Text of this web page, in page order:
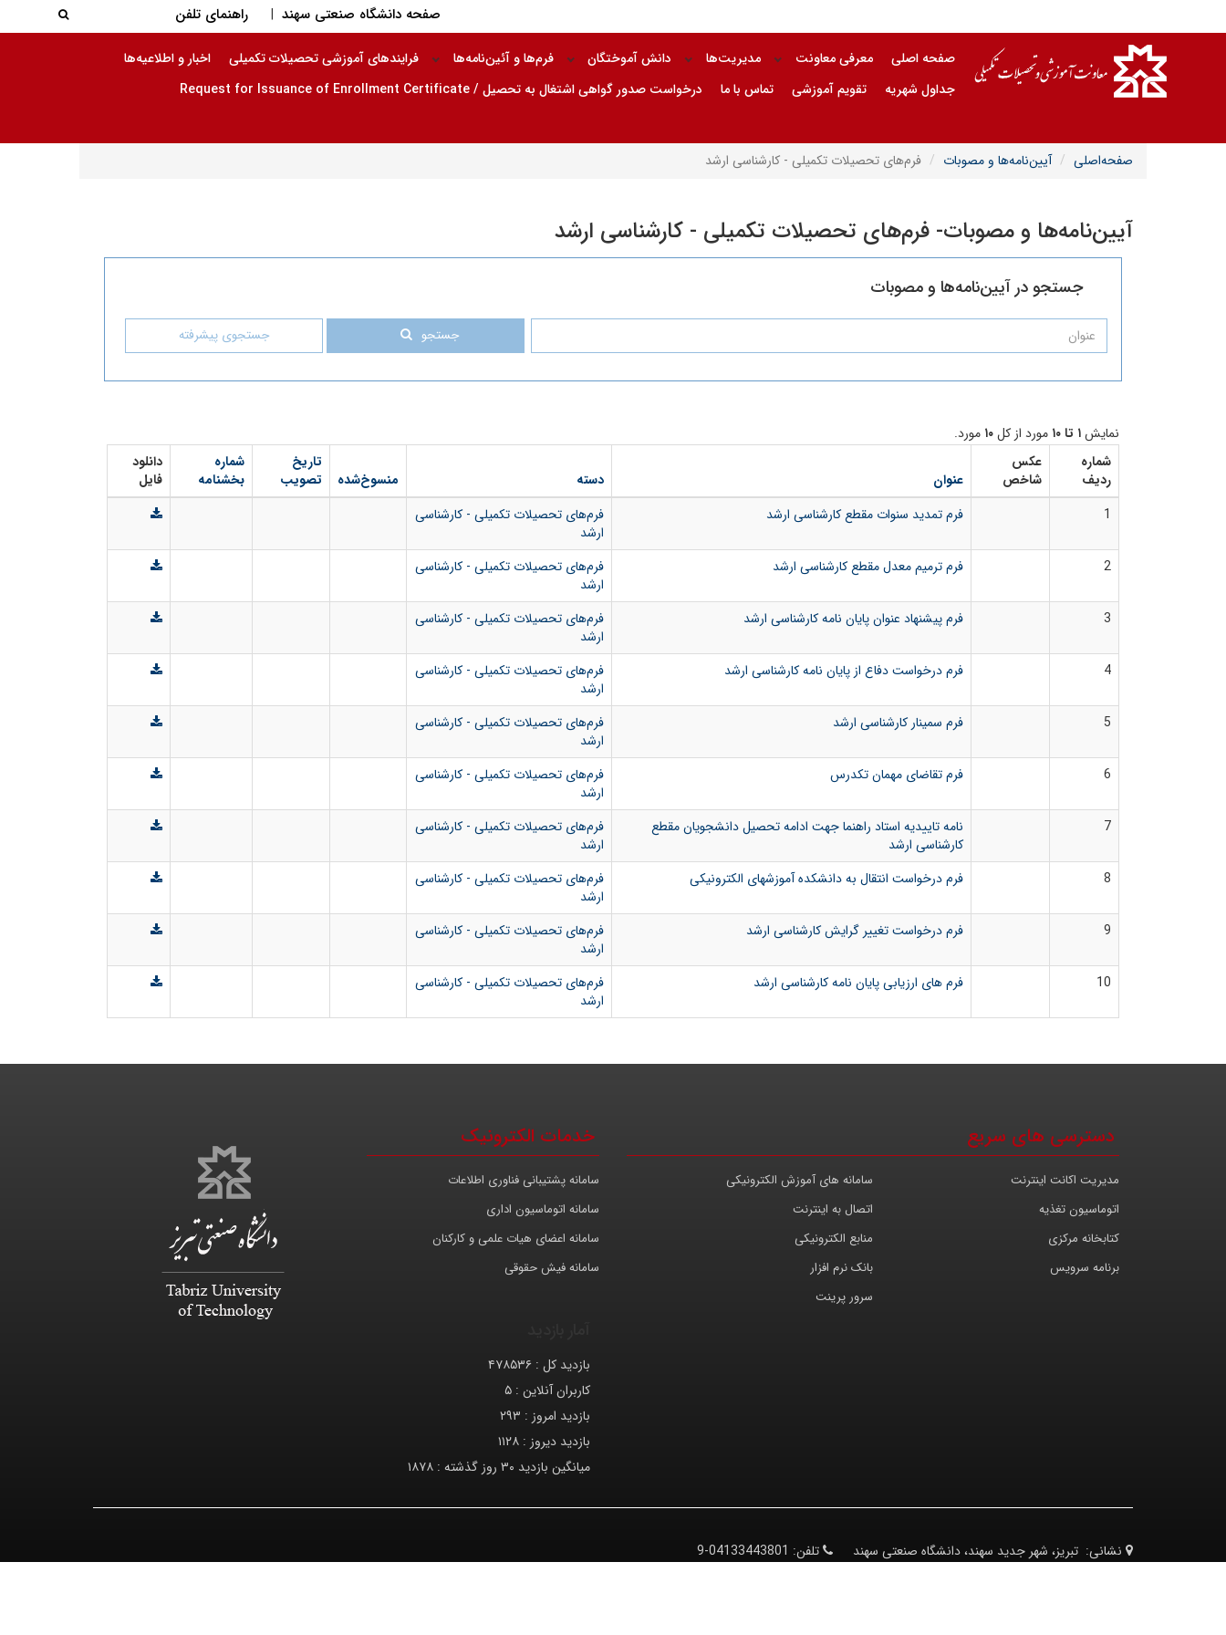
صفحه دانشگاه صنعتی سهند | راهنمای تلفن جستجو
صفحه اصلی معرفی معاونت مدیریت‌ها دانش آموختگان فرم‌ها و آئین‌نامه‌ها فرایندهای آموزشی تحصیلات تکمیلی
اخبار و اطلاعیه‌ها
جداول شهریه
تقویم آموزشی تماس با ما درخواست صدور گواهی اشتغال به تحصیل / Request for Issuance of Enrollment Certificate
صفحه‌اصلی آیین‌نامه‌ها و مصوبات فرم‌های تحصیلات تکمیلی - کارشناسی ارشد
آیین‌نامه‌ها و مصوبات- فرم‌های تحصیلات تکمیلی - کارشناسی ارشد
جستجو در آیین‌نامه‌ها و مصوبات
جستجو جستجوی پیشرفته
نمایش۱ تا ۱۰ مورد از کل۱۰ مورد.
شماره
ردیف
عکس
شاخص
عنوان دسته منسوخ‌شده
تاریخ
تصویب
شماره
بخشنامه
دانلود
فایل
1
فرم تمدید سنوات مقطع کارشناسی ارشد
فرم‌های تحصیلات تکمیلی - کارشناسی
ارشد
2
فرم ترمیم معدل مقطع کارشناسی ارشد
فرم‌های تحصیلات تکمیلی - کارشناسی
ارشد
3
فرم پیشنهاد عنوان پایان نامه کارشناسی ارشد
فرم‌های تحصیلات تکمیلی - کارشناسی
ارشد
4
فرم درخواست دفاع از پایان نامه کارشناسی ارشد
فرم‌های تحصیلات تکمیلی - کارشناسی
ارشد
5
فرم سمینار کارشناسی ارشد
فرم‌های تحصیلات تکمیلی - کارشناسی
ارشد
6
فرم تقاضای مهمان تکدرس
فرم‌های تحصیلات تکمیلی - کارشناسی
ارشد
7
نامه تاییدیه استاد راهنما جهت ادامه تحصیل دانشجویان مقطع
کارشناسی ارشد
فرم‌های تحصیلات تکمیلی - کارشناسی
ارشد
8
فرم درخواست انتقال به دانشکده آموزشهای الکترونیکی
فرم‌های تحصیلات تکمیلی - کارشناسی
ارشد
9
فرم درخواست تغییر گرایش کارشناسی ارشد
فرم‌های تحصیلات تکمیلی - کارشناسی
ارشد
10
فرم های ارزیابی پایان نامه کارشناسی ارشد
فرم‌های تحصیلات تکمیلی - کارشناسی
ارشد
دسترسی های سریع
سامانه های آموزش الکترونیکی
مدیریت اکانت اینترنت
اتصال به اینترنت
اتوماسیون تغذیه
منابع الکترونیکی
کتابخانه مرکزی
بانک نرم افزار
برنامه سرویس
سرور پرینت
خدمات الکترونیک
سامانه پشتیبانی فناوری اطلاعات
سامانه اتوماسیون اداری
سامانه اعضای هیات علمی و کارکنان
سامانه فیش حقوقی
بازدید کل : ۴۷۸۵۳۶
کاربران آنلاین : ۵
بازدید امروز : ۲۹۳
بازدید دیروز : ۱۱۲۸
میانگین بازدید ۳۰ روز گذشته :
۱۸۷۸
نشانی: تبریز، شهر جدید سهند، دانشگاه صنعتی سهند تلفن: 04133443801-9